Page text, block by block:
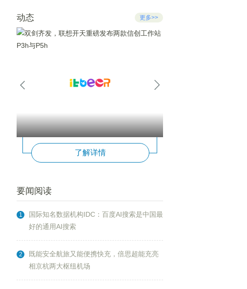
动态 更多>>
了解详情
要闻阅读
1
国际知名数据机构IDC：百度AI搜索是中国最
好的通用AI搜索
2
既能安全航旅又能便携快充，倍思超能充亮
相京杭两大枢纽机场